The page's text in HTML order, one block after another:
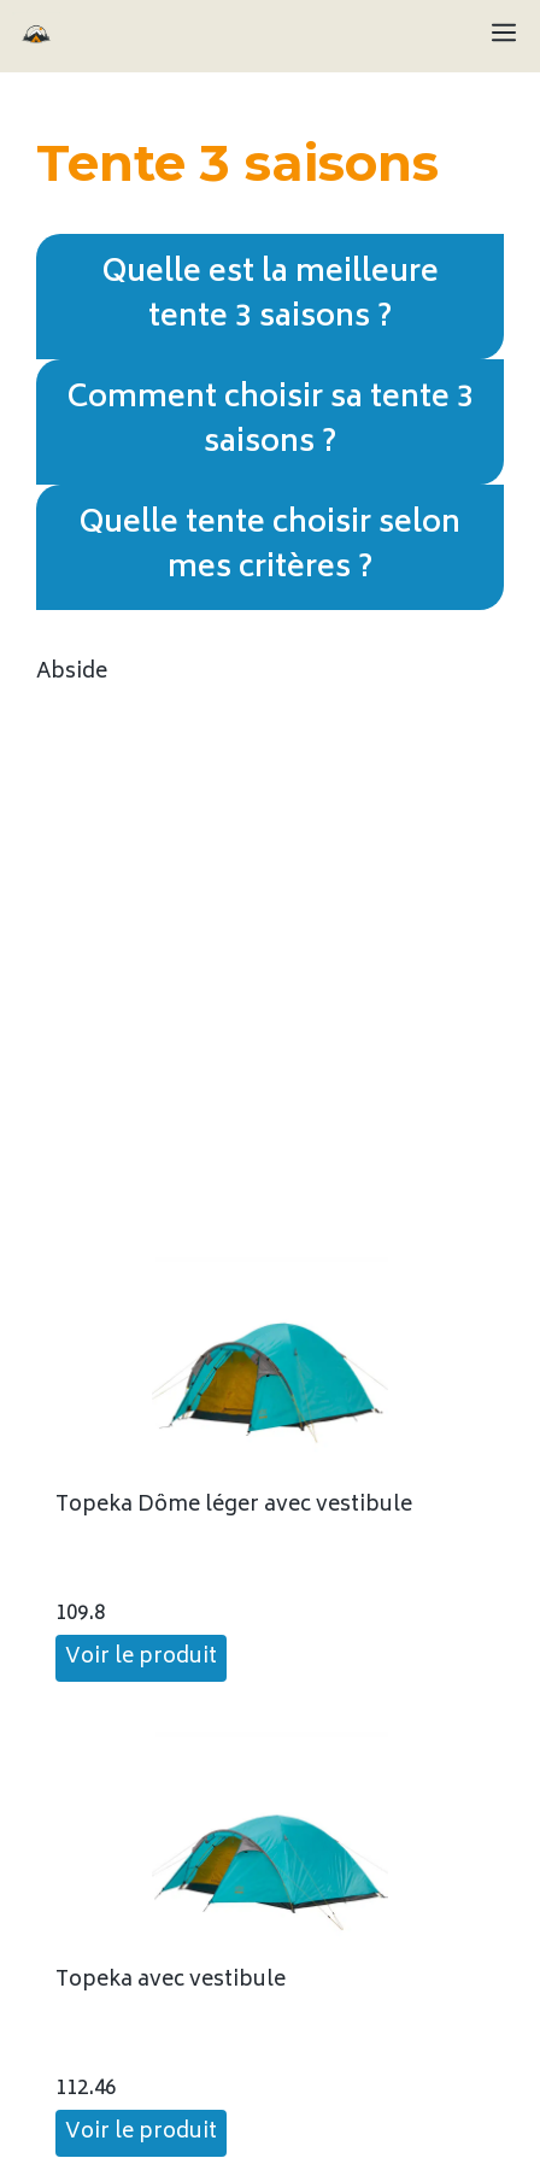
au
contenu
Tente 3 saisons
Quelle est la meilleure
tente 3 saisons ?
Comment choisir sa tente 3
saisons ?
Quelle tente choisir selon
mes critères ?
Abside
Topeka Dôme léger avec vestibule
109.8
Voir le produit
Topeka avec vestibule
112.46
Voir le produit